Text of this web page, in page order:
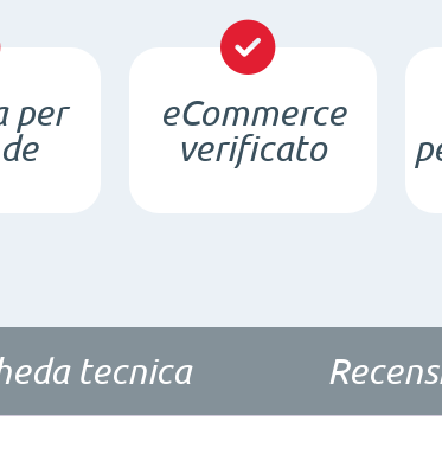
x
d6/3,5
x
3
per
eCommerce
verificato
tecnica